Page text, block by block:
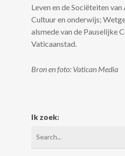
Leven en de Sociëteiten
Cultuur en onderwijs;
alsmede van de Pauselijke
Vaticaanstad.
Bron en foto: Vatican Media
Ik zoek: